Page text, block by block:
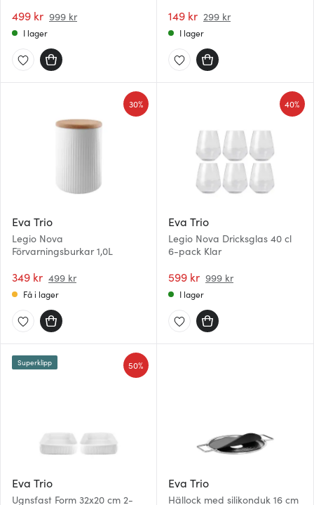
499 kr 999 kr
I lager
149 kr 299 kr
I lager
Eva Trio
Legio Nova
Förvarningsburkar 1,0L
349 kr 499 kr
30%
Få i lager
Eva Trio
Legio Nova Dricksglas 40 cl
6-pack Klar
599 kr 999 kr
40%
I lager
Eva Trio
Ugnsfast Form 32x20 cm 2-
50%
Superklipp
Eva Trio
Hällock med silikonduk 16 cm